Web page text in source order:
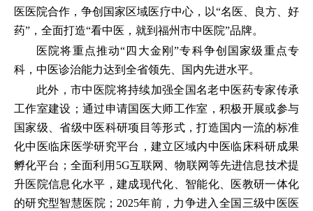
医医院合作，争创国家区域医疗中心，以“名医、良方、好
药”，全面打造“看中医，就到福州市中医院”品牌。
医院将重点推动“四大金刚”专科争创国家级重点专
科，中医诊治能力达到全省领先、国内先进水平。
此外，市中医院将持续加强全国名老中医药专家传承
工作室建设；通过申请国医大师工作室，积极开展或参与
国家级、省级中医科研项目等形式，打造国内一流的标准
化中医临床医学研究平台，建立区域内中医临床科研成果
孵化平台；全面利用5G互联网、物联网等先进信息技术提
升医院信息化水平，建成现代化、智能化、医教研一体化
的研究型智慧医院；2025年前，力争进入全国三级中医医